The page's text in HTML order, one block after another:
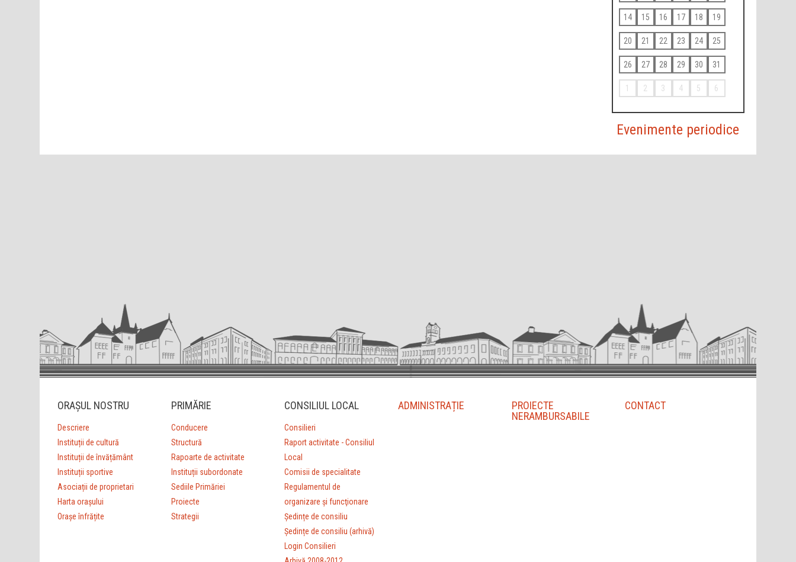
14 15 16 17 18 19
20 21 22 23 24 25
26 27 28 29 30 31
1 2 3 4 5 6
Evenimente periodice
ORAȘUL NOSTRU
Descriere
Instituții de cultură
Instituții de învățământ
Instituții sportive
Asociații de proprietari
Harta orașului
Orașe înfrățite
PRIMĂRIE
Conducere
Structură
Rapoarte de activitate
Instituții subordonate
Sediile Primăriei
Proiecte
Strategii
CONSILIUL LOCAL
Consilieri
Raport activitate - Consiliul
Local
Comisii de specialitate
Regulamentul de
organizare şi funcţionare
Ședințe de consiliu
Ședințe de consiliu (arhivă)
Login Consilieri
ADMINISTRAȚIE
PROIECTE
NERAMBURSABILE
CONTACT